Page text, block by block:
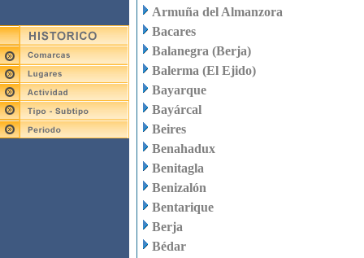
Armuña del Almanzora
Bacares
Balanegra (Berja)
Balerma (El Ejido)
Bayarque
Bayárcal
Beires
Benahadux
Benitagla
Benizalón
Bentarique
Berja
Bédar